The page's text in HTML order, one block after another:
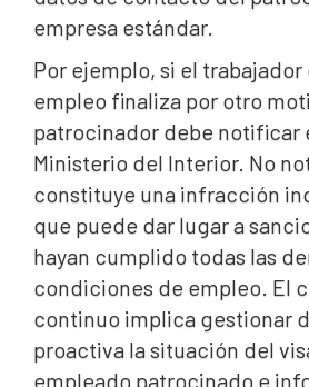
empresa estándar.
Por ejemplo, si el
empleo finaliza por otro
patrocinador debe notificar
Ministerio del Interior. No
constituye una infracción
que puede dar lugar a
hayan cumplido todas las
condiciones de empleo. El
continuo implica gestionar
proactiva la situación del
empleado patrocinado e